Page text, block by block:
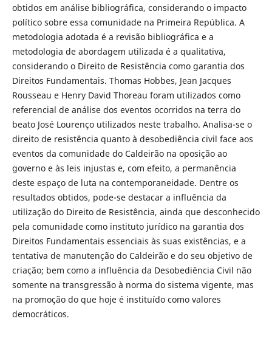
obtidos em análise bibliográfica, considerando o impacto
político sobre essa comunidade na Primeira República. A
metodologia adotada é a revisão bibliográfica e a
metodologia de abordagem utilizada é a qualitativa,
considerando o Direito de Resistência como garantia dos
Direitos Fundamentais. Thomas Hobbes, Jean Jacques
Rousseau e Henry David Thoreau foram utilizados como
referencial de análise dos eventos ocorridos na terra do
beato José Lourenço utilizados neste trabalho. Analisa-se o
direito de resistência quanto à desobediência civil face aos
eventos da comunidade do Caldeirão na oposição ao
governo e às leis injustas e, com efeito, a permanência
deste espaço de luta na contemporaneidade. Dentre os
resultados obtidos, pode-se destacar a influência da
utilização do Direito de Resistência, ainda que desconhecido
pela comunidade como instituto jurídico na garantia dos
Direitos Fundamentais essenciais às suas existências, e a
tentativa de manutenção do Caldeirão e do seu objetivo de
criação; bem como a influência da Desobediência Civil não
somente na transgressão à norma do sistema vigente, mas
na promoção do que hoje é instituído como valores
democráticos.